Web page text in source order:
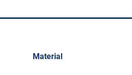
Material